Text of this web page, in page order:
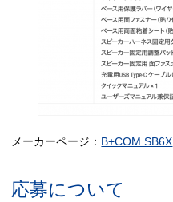
メーカーページ： B+COM SB6X
応募について